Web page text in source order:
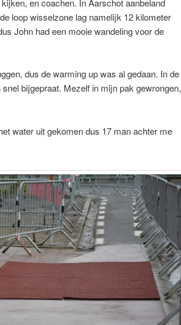
en coachen. In Aarschot aanbeland
loop wisselzone lag namelijk 12 kilometer
John had een mooie wandeling voor de
dus de warming up was al gedaan. In de
bijgepraat. Mezelf in mijn pak gewrongen,
water uit gekomen dus 17 man achter me